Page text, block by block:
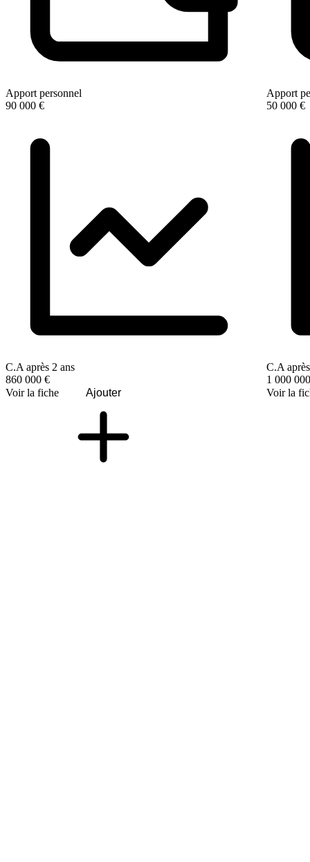
Apport personnel
90 000 €
C.A après 2 ans
860 000 €
Voir la fiche
Ajouter
Apport
50 000 €
C.A
1 000
Voir la